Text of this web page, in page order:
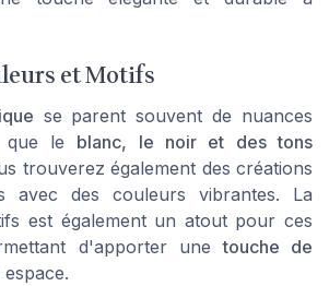
et Motifs
se parent souvent de nuances
que le blanc, le noir et des tons
trouverez également des créations
avec des couleurs vibrantes. La
est également un atout pour ces
d'apporter unetouche de